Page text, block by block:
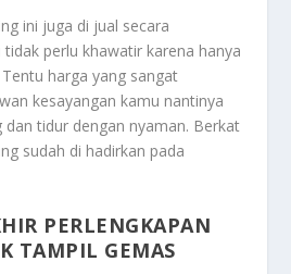
ini juga di jual secara
tidak perlu khawatir karena hanya
harga yang sangat
kesayangan kamu nantinya
dan tidur dengan nyaman. Berkat
sudah di hadirkan pada
PERLENGKAPAN
TAMPIL GEMAS